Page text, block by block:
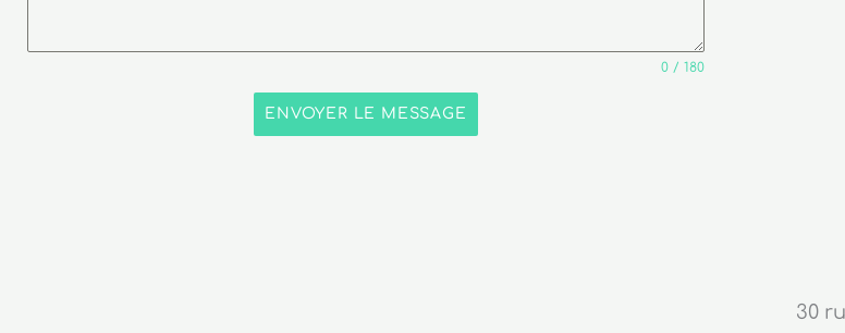
0 / 180
ENVOYER LE MESSAGE
30